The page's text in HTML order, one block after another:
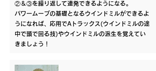
②＆③を繰り返して連発できるようになる。
パワームーブの基礎となるウインドミルができるよ
うになれば、応用でAトラックス(ウインドミルの途
中で頭で回る技)やウインドミルの派生を覚えてい
きましょう！